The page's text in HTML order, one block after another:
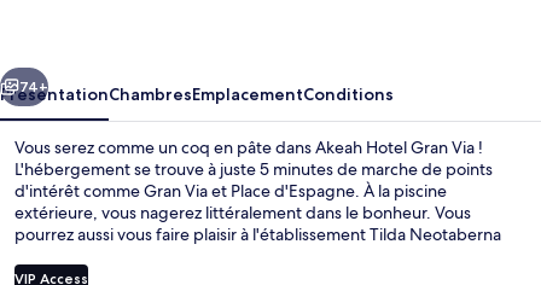
Suivant
74+
PrésentationChambresEmplacementConditions
Vous serez comme un coq en pâte dans Akeah Hotel Gran Via !
L'hébergement se trouve à juste 5 minutes de marche de points
d'intérêt comme Gran Via et Place d'Espagne. À la piscine
extérieure, vous nagerez littéralement dans le bonheur. Vous
pourrez aussi vous faire plaisir à l'établissement Tilda Neotaberna
dîner à grand renfort de spécialités Cuisine fusion. Place Puerta del
VIP Access